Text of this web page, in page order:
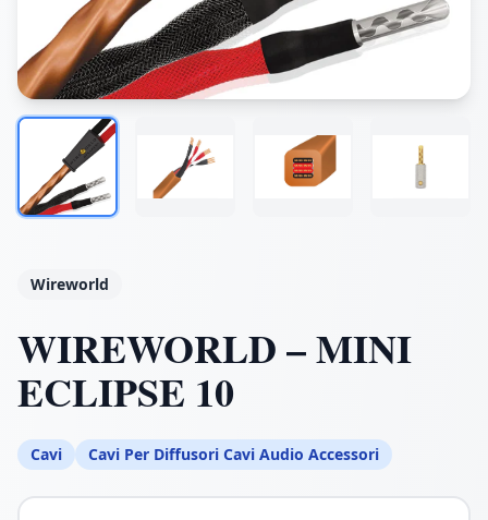
Wireworld
WIREWORLD – MINI
ECLIPSE 10
Cavi Cavi Per Diffusori Cavi Audio Accessori